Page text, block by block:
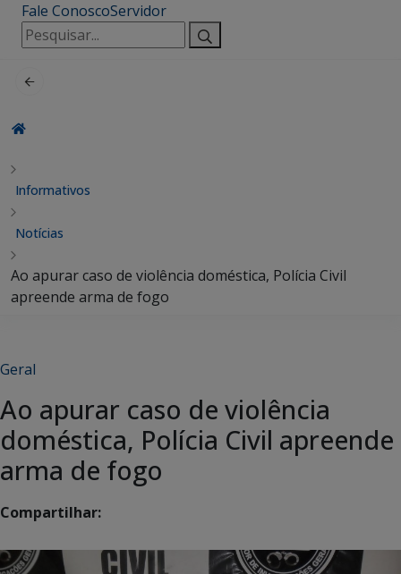
Fale ConoscoServidor
Pesquisar
por:
Informativos
Notícias
Ao apurar caso de violência doméstica, Polícia Civil
apreende arma de fogo
Geral
Ao apurar caso de violência
doméstica, Polícia Civil apreende
arma de fogo
Compartilhar: